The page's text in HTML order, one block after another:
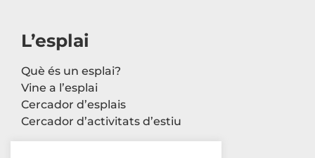
L’esplai
Què és un esplai?
Vine a l’esplai
Cercador d’esplais
Cercador d’activitats d’estiu